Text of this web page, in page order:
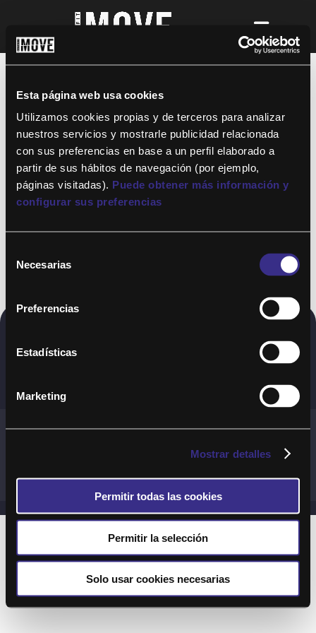
Esta página web usa cookies
Utilizamos cookies propias y de terceros para analizar
nuestros servicios y mostrarle publicidad relacionada
con sus preferencias en base a un perfil elaborado a
partir de sus hábitos de navegación (por ejemplo,
páginas visitadas). Puede obtener más información y
configurar sus preferencias
Necesarias
Preferencias
Estadísticas
Marketing
Mostrar detalles
Permitir todas las cookies
Permitir la selección
Solo usar cookies necesarias
¡Para disfrutar de ALTAFIT MOVE tienes
así podrás acceder a todos nuestros
entrenamientos y clases online donde
quieras!
Copyright © 2020. Todos los derechos
Términos y Cond. Generales de uso del Servicio
Preguntas Frecuentes